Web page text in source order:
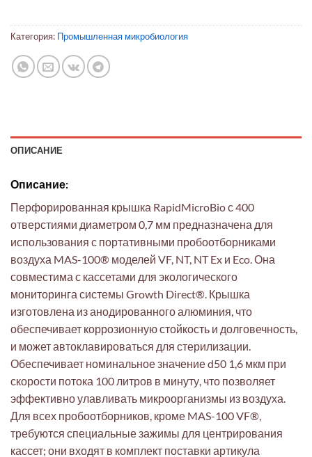
Категория: Промышленная микробиология
ОПИСАНИЕ
Описание:
Перфорированная крышка RapidMicroBio с 400
отверстиями диаметром 0,7 мм предназначена для
использования с портативными пробоотборниками
воздуха MAS-100® моделей VF, NT, NT Ex и Eco. Она
совместима с кассетами для экологического
мониторинга системы Growth Direct®. Крышка
изготовлена из анодированного алюминия, что
обеспечивает коррозионную стойкость и долговечность,
и может автоклавироваться для стерилизации.
Обеспечивает номинальное значение d50 1,6 мкм при
скорости потока 100 литров в минуту, что позволяет
эффективно улавливать микроорганизмы из воздуха.
Для всех пробоотборников, кроме MAS-100 VF®,
требуются специальные зажимы для центрирования
кассет; они входят в комплект поставки артикула